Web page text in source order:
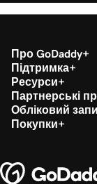
Про GoDaddy
Підтримка
Ресурси
Партнерські
Обліковий
Покупки